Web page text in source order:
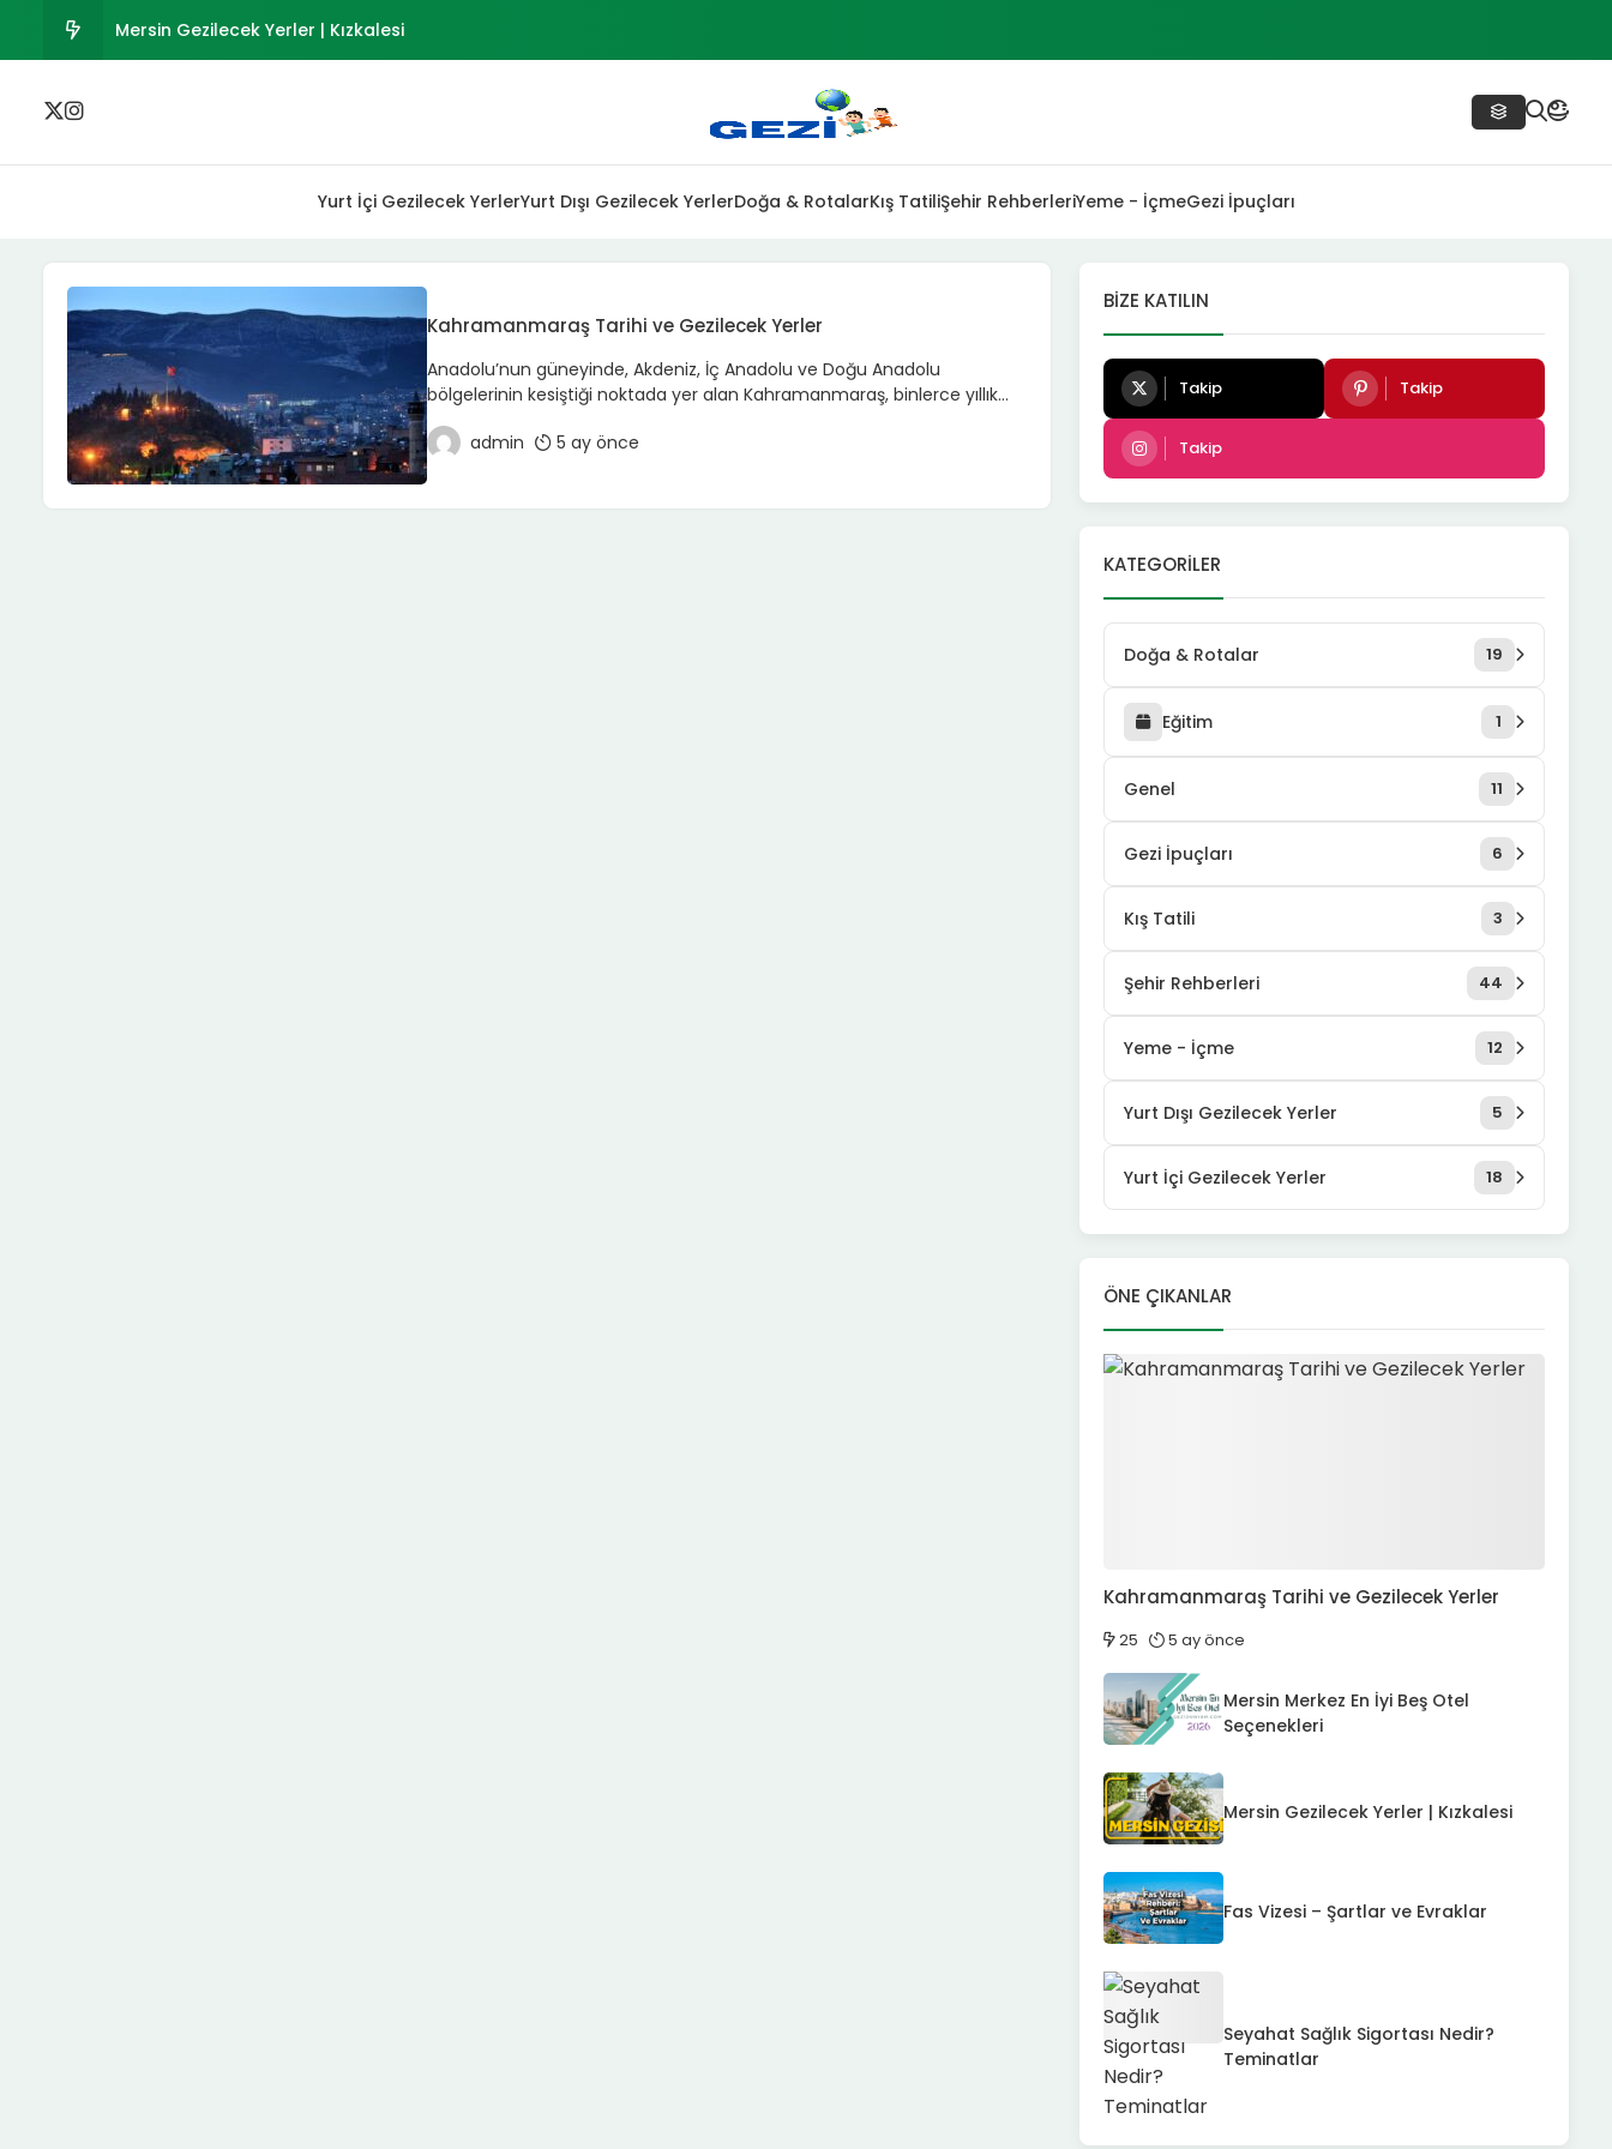
Mersin Gezilecek Yerler | Kızkalesi
Kahramanmaraş Tarihi ve Gezilecek Yerler
Mersin Merkez En İyi Beş Otel Seçenekleri
Yurt İçi Gezilecek YerlerYurt Dışı Gezilecek YerlerDoğa & RotalarKış TatiliŞehir RehberleriYeme - İçmeGezi İpuçları
Kahramanmaraş Tarihi ve Gezilecek Yerler
Anadolu’nun güneyinde, Akdeniz, İç Anadolu ve Doğu Anadolu
bölgelerinin kesiştiği noktada yer alan Kahramanmaraş, binlerce yıllık
geçmişiyle adeta bir açık hava müzesi niteliğindedir. Şehir, hem köklü
tarihiyle hem de eşsiz doğal güzellikleriyle ziyaretçilerine çok geniş bir
admin 5 ay önce
BIZE KATILIN
Takip Takip
Takip
KATEGORILER
Doğa & Rotalar 19
Eğitim 1
Genel 11
Gezi İpuçları 6
Kış Tatili 3
Şehir Rehberleri 44
Yeme - İçme 12
Yurt Dışı Gezilecek Yerler 5
Yurt İçi Gezilecek Yerler 18
ÖNE ÇIKANLAR
Kahramanmaraş Tarihi ve Gezilecek Yerler
25 5 ay önce
Mersin Merkez En İyi Beş Otel
Seçenekleri
Mersin Gezilecek Yerler | Kızkalesi
Fas Vizesi – Şartlar ve Evraklar
Seyahat Sağlık Sigortası Nedir?
Teminatlar